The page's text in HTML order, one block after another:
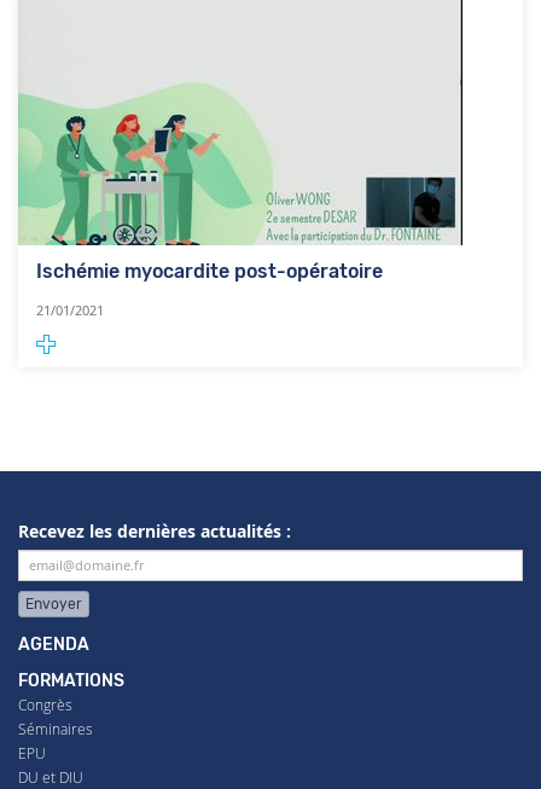
Ischémie myocardite post-opératoire
21/01/2021
Recevez les dernières actualités :
Envoyer
AGENDA
FORMATIONS
Congrès
Séminaires
EPU
DU et DIU